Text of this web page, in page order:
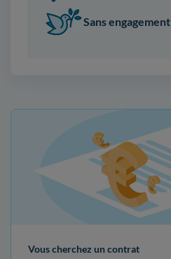
Sans engagement
Vous cherchez un contrat